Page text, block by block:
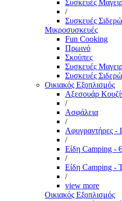
Συσκευές
/
Συσκευές
Μικροσυσκευές
Fun Cooking
Πρωινό
Σκούπες
Συσκευές
Συσκευές
Οικιακός Εξοπλισμός
Αξεσουάρ
/
Ασφάλεια
/
Αφυγραντήρες -
/
Είδη Camping -
/
Είδη Camping -
/
view more
Οικιακός Εξοπλισμός